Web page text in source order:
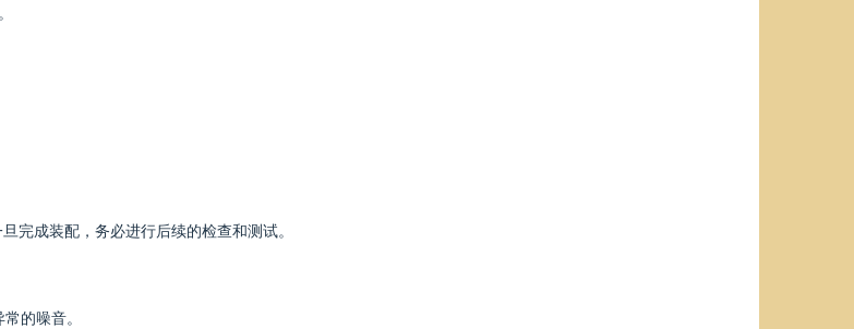
完成装配，务必进行后续的检查和测试。
的噪音。